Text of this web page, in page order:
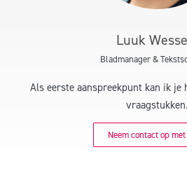
Luuk
Bladmanager &
Als eerste aanspreekpunt kan ik je
vraagstukken.
Neem contact op